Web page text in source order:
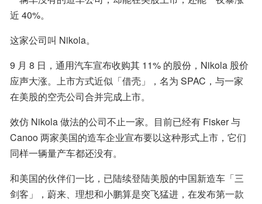
近 40%。
这家公司叫 Nikola。
9 月 8 日，通用汽车宣布收购其 11% 的股份，Nikola 股价
应声大涨。上市方式近似「借壳」，名为 SPAC，与一家
在美股的空壳公司合并完成上市。
效仿 Nikola 做法的公司不止一家。目前已经有 Fisker 与
Canoo 两家美国的造车企业宣布要以这种形式上市，它们
同样一辆量产车都还没有。
和美国的伙伴们一比，已陆续登陆美股的中国新造车「三
剑客」，蔚来、理想和小鹏算是突飞猛进，在发布第一款